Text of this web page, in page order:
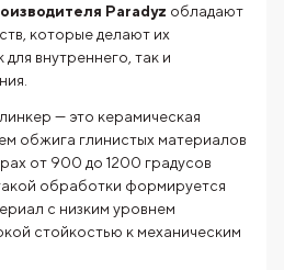
Paradyz обладают
которые делают их
внутреннего, так и
— это керамическая
обжига глинистых материалов
от 900 до 1200 градусов
обработки формируется
с низким уровнем
стойкостью к механическим